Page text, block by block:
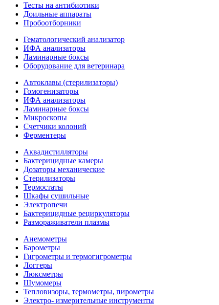
Тесты на антибиотики
Доильные аппараты
Пробоотборники
Гематологический анализатор
ИФА анализаторы
Ламинарные боксы
Оборудование для ветеринара
Автоклавы (стерилизаторы)
Гомогенизаторы
ИФА анализаторы
Ламинарные боксы
Микроскопы
Счетчики колоний
Ферментеры
Аквадистилляторы
Бактерицидные камеры
Дозаторы механические
Стерилизаторы
Термостаты
Шкафы сушильные
Электропечи
Бактерицидные рециркуляторы
Размораживатели плазмы
Анемометры
Барометры
Гигрометры и термогигрометры
Логгеры
Люксметры
Шумомеры
Тепловизоры, термометры, пирометры
Электро- измерительные инструменты